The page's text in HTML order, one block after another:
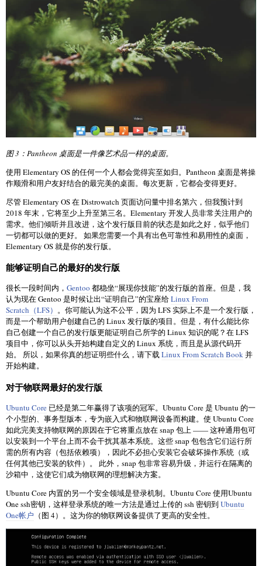
图 3：Pantheon 桌面是一件像艺术品一样的桌面。
使用 Elementary OS 的任何一个人都会觉得宾至如归。Pantheon 桌面是将操
作顺滑和用户友好结合的最完美的桌面。每次更新，它都会变得更好。
尽管 Elementary OS 在 Distrowatch 页面访问量中排名第六，但我预计到
2018 年末，它将至少上升至第三名。Elementary 开发人员非常关注用户的
需求。他们倾听并且改进，这个发行版目前的状态是如此之好，似乎他们
一切都可以做的更好。 如果您需要一个具有出色可靠性和易用性的桌面，
Elementary OS 就是你的发行版。
能够证明自己的最好的发行版
很长一段时间内， Gentoo 都稳坐“展现你技能”的发行版的首座。但是，我
认为现在 Gentoo 是时候让出“证明自己”的宝座给Linux From
Scratch（LFS） 。你可能认为这不公平，因为 LFS 实际上不是一个发行版，
而是一个帮助用户创建自己的 Linux 发行版的项目。但是，有什么能比你
自己创建一个自己的发行版更能证明自己所学的 Linux 知识的呢？在 LFS
项目中，你可以从头开始构建自定义的 Linux 系统，而且是从源代码开
始。 所以，如果你真的想证明些什么，请下载Linux From Scratch Book并
开始构建。
对于物联网最好的发行版
Ubuntu Core 已经是第二年赢得了该项的冠军。Ubuntu Core 是 Ubuntu 的一
个小型的、事务型版本，专为嵌入式和物联网设备而构建。使 Ubuntu Core
如此完美支持物联网的原因在于它将重点放在 snap 包上 —— 这种通用包可
以安装到一个平台上而不会干扰其基本系统。这些 snap 包包含它们运行所
需的所有内容（包括依赖项），因此不必担心安装它会破坏操作系统（或
任何其他已安装的软件）。 此外，snap 包非常容易升级，并运行在隔离的
沙箱中，这使它们成为物联网的理想解决方案。
Ubuntu Core 内置的另一个安全领域是登录机制。Ubuntu Core 使用Ubuntu
One ssh密钥，这样登录系统的唯一方法是通过上传的 ssh 密钥到 Ubuntu
One帐户 （图 4）。这为你的物联网设备提供了更高的安全性。